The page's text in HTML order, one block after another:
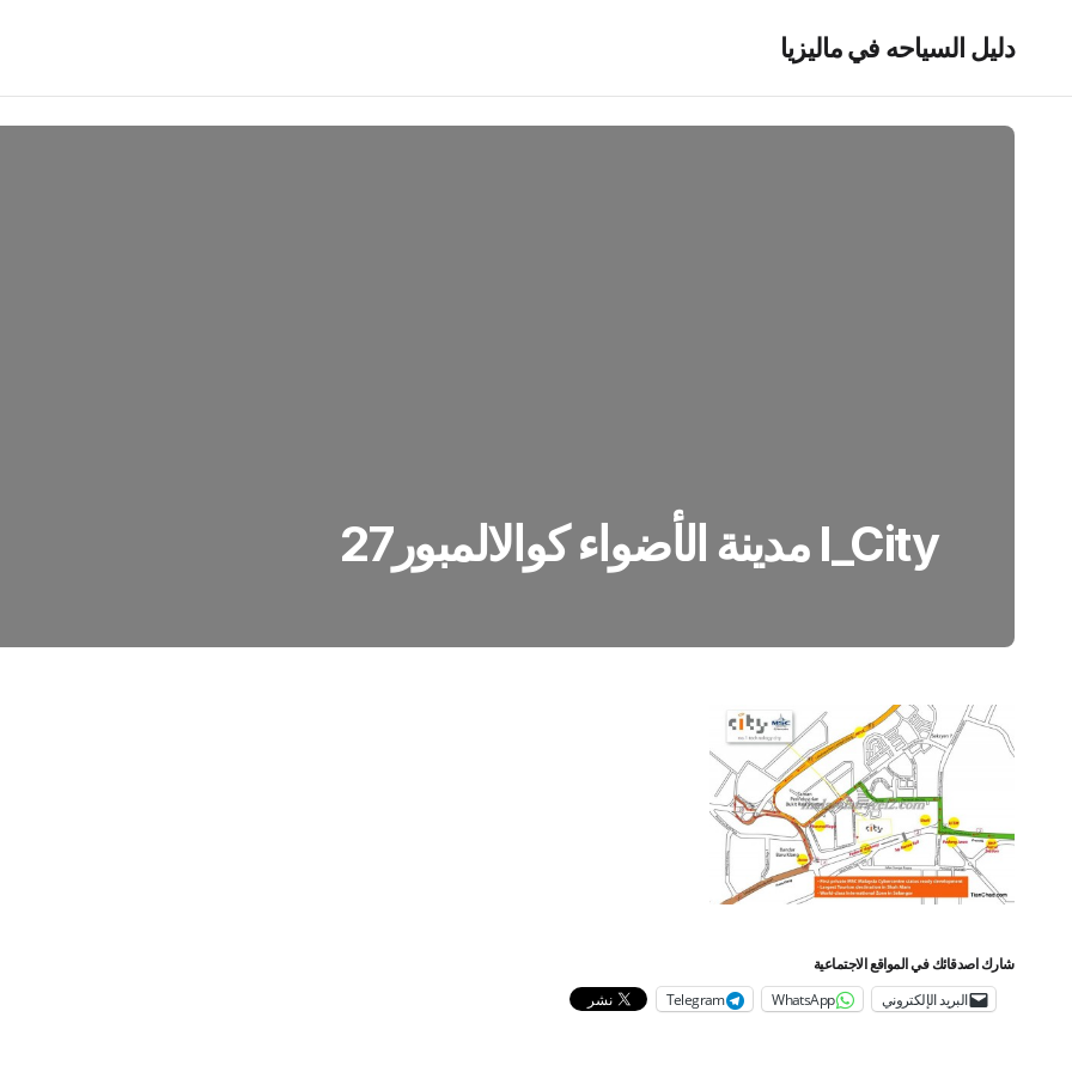
دليل السياحه في ماليزيا
I_City مدينة الأضواء كوالالمبور27
شارك اصدقائك في المواقع الاجتماعية
البريد الإلكتروني WhatsApp
Telegram